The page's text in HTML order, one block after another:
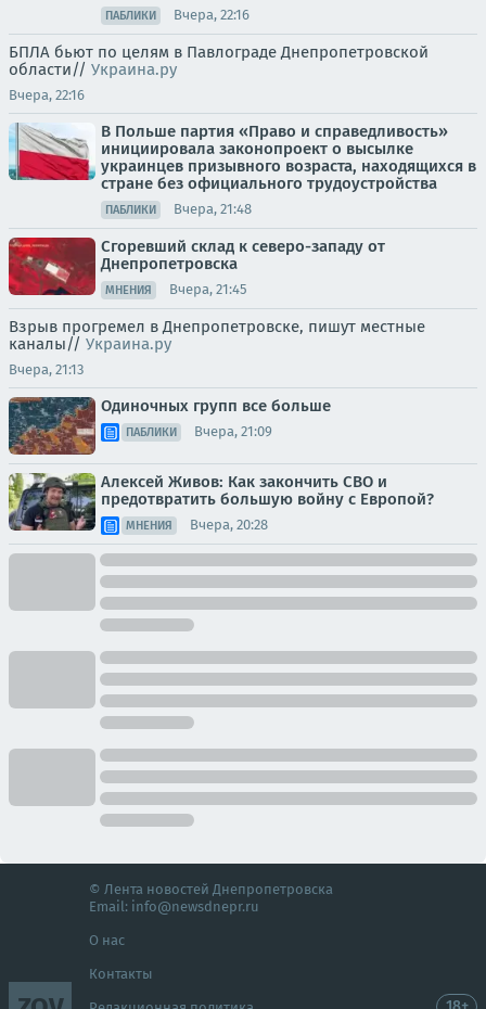
ПАБЛИКИ Вчера, 22:16
БПЛА бьют по целям в Павлограде Днепропетровской
области// Украина.ру
Вчера, 22:16
В Польше партия «Право и справедливость»
инициировала законопроект о высылке
украинцев призывного возраста, находящихся в
стране без официального трудоустройства
ПАБЛИКИ Вчера, 21:48
Сгоревший склад к северо-западу от
Днепропетровска
МНЕНИЯ Вчера, 21:45
Взрыв прогремел в Днепропетровске, пишут местные
каналы// Украина.ру
Вчера, 21:13
Одиночных групп все больше
ПАБЛИКИ Вчера, 21:09
Алексей Живов: Как закончить СВО и
предотвратить большую войну с Европой?
МНЕНИЯ Вчера, 20:28
© Лента новостей Днепропетровска
Email: info@newsdnepr.ru
О нас
Контакты